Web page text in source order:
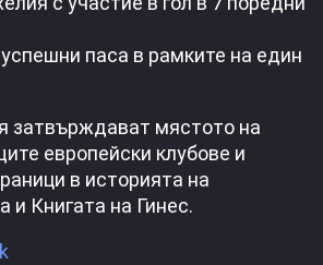
паса в рамките на един
затвърждават мястото на
европейски клубове и
в историята на
и Книгата на Гинес.